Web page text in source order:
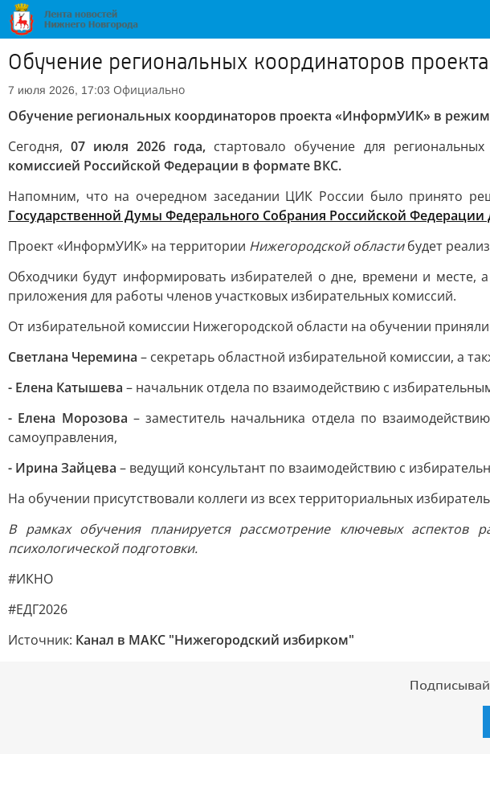
Обучение региональных координаторов
7 июля 2026, 17:03 Официально
Обучение региональных координаторов проекта «ИнформУИК» в
Сегодня, 07 июля 2026 года, стартовало обучение для
комиссией Российской Федерации в формате ВКС.
Напомним, что на очередном заседании ЦИК России было принято
Государственной Думы Федерального Собрания Российской Федерации
Проект «ИнформУИК» на территории Нижегородской областибудет
Обходчики будут информировать избирателей о дне, времени и
приложения для работы членов участковых избирательных комиссий.
От избирательной комиссии Нижегородской области на обучении приняли
Светлана Черемина – секретарь областной избирательной комиссии, а
- Елена Катышева – начальник отдела по взаимодействию с
- Елена Морозова – заместитель начальника отдела по
самоуправления,
- Ирина Зайцева – ведущий консультант по взаимодействию с
На обучении присутствовали коллеги из всех территориальных
В рамках обучения планируется рассмотрение ключевых
психологической подготовки.
#ИКНО
#ЕДГ2026
Источник: Канал в МАКС "Нижегородский избирком"